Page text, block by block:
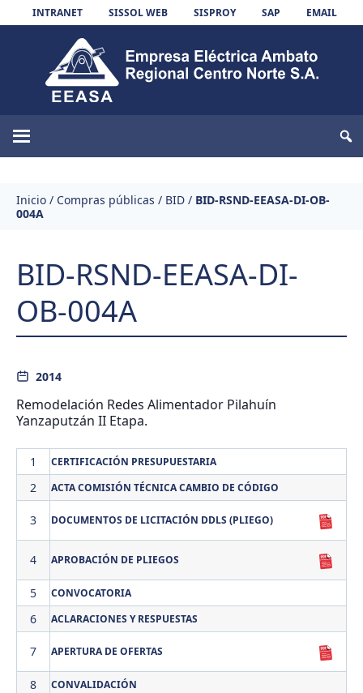
Skip to content
INTRANET SISSOL WEB SISPROY SAP EMAIL
EEASA
Inicio / Compras públicas / BID / BID-RSND-EEASA-DI-OB-
004A
BID-RSND-EEASA-DI-
OB-004A
2014
Remodelación Redes Alimentador Pilahuín
Yanzaputzán II Etapa.
1 CERTIFICACIÓN PRESUPUESTARIA
2 ACTA COMISIÓN TÉCNICA CAMBIO DE CÓDIGO
3 DOCUMENTOS DE LICITACIÓN DDLS (PLIEGO)
4 APROBACIÓN DE PLIEGOS
5 CONVOCATORIA
6 ACLARACIONES Y RESPUESTAS
7 APERTURA DE OFERTAS
8 CONVALIDACIÓN